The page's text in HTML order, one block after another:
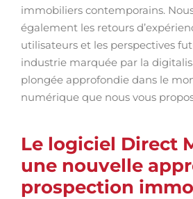
immobiliers contemporains.
également les retours
utilisateurs et les perspectives
industrie marquée par la
plongée approfondie dans le
numérique que nous vous
Le logiciel Direct
une nouvelle
prospection